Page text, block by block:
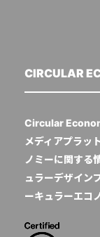
CIRCULAR
Circular
メディアプラッ
ノミーに関する
ュラーデザイン
ーキュラーエコ